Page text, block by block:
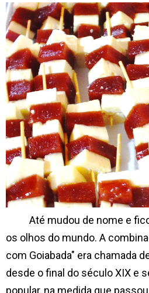
Até mudou de nome e
os olhos do mundo. A
com Goiabada" era chamada
desde o final do século XIX e